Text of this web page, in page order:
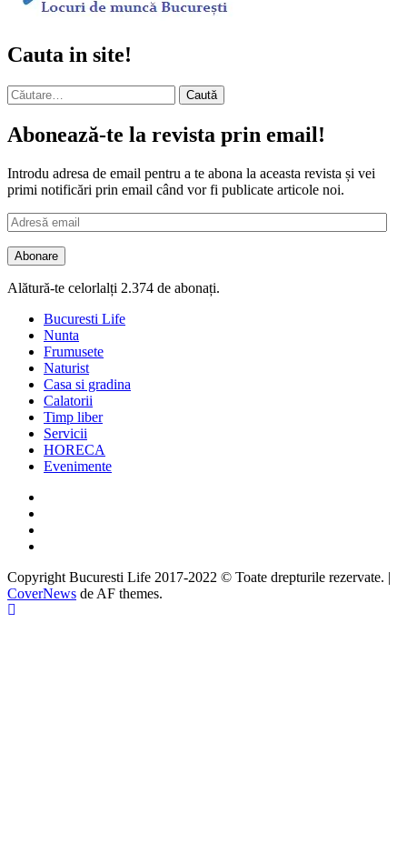
Cauta in site!
Caută
după:
Abonează-te la revista prin email!
Introdu adresa de email pentru a te abona la aceasta revista și vei
primi notificări prin email când vor fi publicate articole noi.
Adresă
email
Abonare
Alătură-te celorlalți 2.374 de abonați.
Bucuresti Life
Nunta
Frumusete
Naturist
Casa si gradina
Calatorii
Timp liber
Servicii
HORECA
Evenimente
Copyright Bucuresti Life 2017-2022 © Toate drepturile rezervate. |
CoverNews de AF themes.